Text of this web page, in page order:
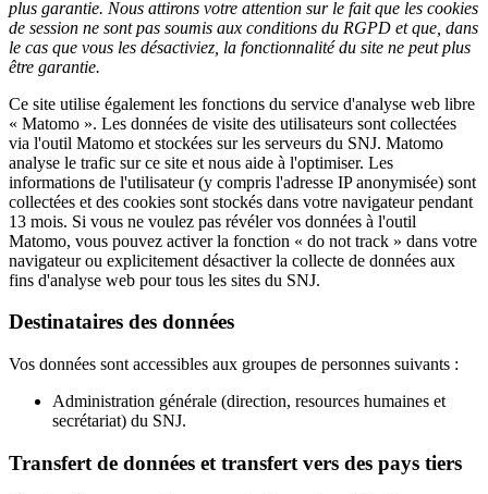
plus garantie. Nous attirons votre attention sur le fait que les cookies
de session ne sont pas soumis aux conditions du RGPD et que, dans
le cas que vous les désactiviez, la fonctionnalité du site ne peut plus
être garantie.
Ce site utilise également les fonctions du service d'analyse web libre
« Matomo ». Les données de visite des utilisateurs sont collectées
via l'outil Matomo et stockées sur les serveurs du SNJ. Matomo
analyse le trafic sur ce site et nous aide à l'optimiser. Les
informations de l'utilisateur (y compris l'adresse IP anonymisée) sont
collectées et des cookies sont stockés dans votre navigateur pendant
13 mois. Si vous ne voulez pas révéler vos données à l'outil
Matomo, vous pouvez activer la fonction « do not track » dans votre
navigateur ou explicitement désactiver la collecte de données aux
fins d'analyse web pour tous les sites du SNJ.
Destinataires des données
Vos données sont accessibles aux groupes de personnes suivants :
Administration générale (direction, resources humaines et
secrétariat) du SNJ.
Transfert de données et transfert vers des pays tiers